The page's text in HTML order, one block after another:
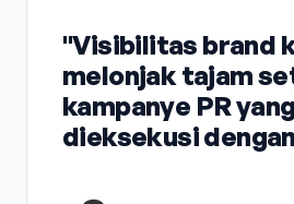
"Visibilitas brand
melonjak tajam
kampanye PR yang
dieksekusi